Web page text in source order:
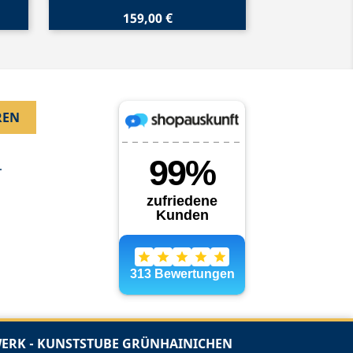
159,00 €
- KUNSTSTUBE GRÜNHAINICHEN